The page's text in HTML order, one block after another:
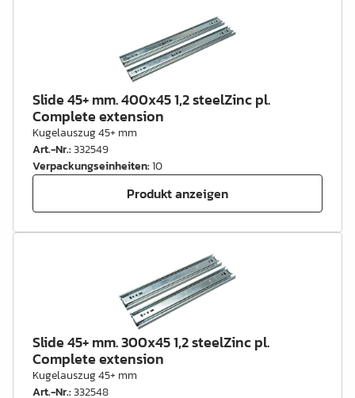
Slide 45+ mm. 400x45 1,2 steelZinc pl.
Complete extension
Kugelauszug 45+ mm
Art.-Nr.:332549
Verpackungseinheiten:10
Produkt anzeigen
Slide 45+ mm. 300x45 1,2 steelZinc pl.
Complete extension
Kugelauszug 45+ mm
Art.-Nr.:332548